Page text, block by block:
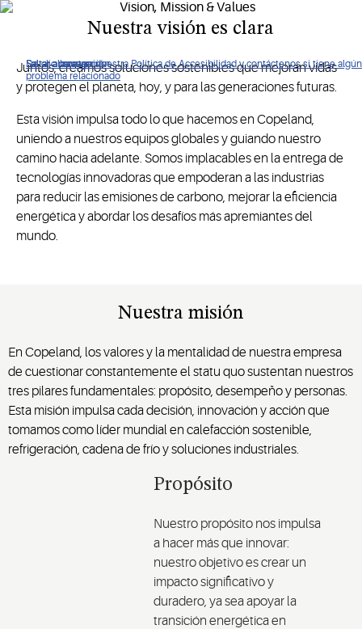
De clic para ver nuestra Política de Accesibilidad y contáctenos si tiene algún
problema relacionado
Saltar a navegación
Saltar al contenido
Saltar a buscar
Nuestra visión es clara
Juntos, creamos soluciones sostenibles que mejoran vidas
y protegen el planeta, hoy, y para las generaciones futuras.
Esta visión impulsa todo lo que hacemos en Copeland,
uniendo a nuestros equipos globales y guiando nuestro
camino hacia adelante. Somos implacables en la entrega de
tecnologías innovadoras que empoderan a las industrias
para reducir las emisiones de carbono, mejorar la eficiencia
energética y abordar los desafíos más apremiantes del
mundo.
Nuestra misión
En Copeland, los valores y la mentalidad de nuestra empresa
de cuestionar constantemente el statu quo sustentan nuestros
tres pilares fundamentales: propósito, desempeño y personas.
Esta misión impulsa cada decisión, innovación y acción que
tomamos como líder mundial en calefacción sostenible,
refrigeración, cadena de frío y soluciones industriales.
Propósito
Nuestro propósito nos impulsa
a hacer más que innovar:
nuestro objetivo es crear un
impacto significativo y
duradero, ya sea apoyar la
transición energética en